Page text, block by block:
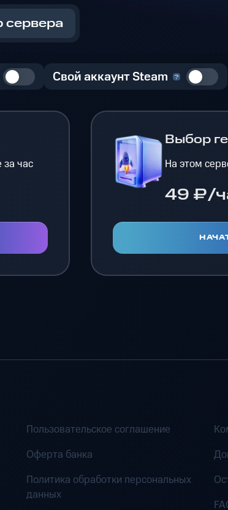
сервера
Свой аккаунт Steam
час
Выбор
На этом
49 ₽/
Пользовательское соглашение
Оферта банка
Политика обработки персональных
данных